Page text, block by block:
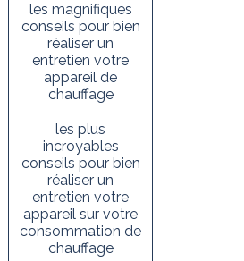
les magnifiques
conseils pour bien
réaliser un
entretien votre
appareil de
chauffage
les plus
incroyables
conseils pour bien
réaliser un
entretien votre
appareil sur votre
consommation de
chauffage